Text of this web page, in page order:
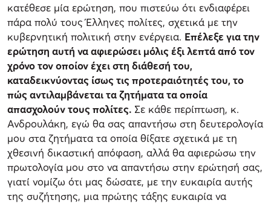
κατέθεσε μία ερώτηση, που πιστεύω ότι ενδιαφέρει
πάρα πολύ τους Έλληνες πολίτες, σχετικά με την
κυβερνητική πολιτική στην ενέργεια. Επέλεξε για την
ερώτηση αυτή να αφιερώσει μόλις έξι λεπτά από τον
χρόνο τον οποίον έχει στη διάθεσή του,
καταδεικνύοντας ίσως τις προτεραιότητές του, το
πώς αντιλαμβάνεται τα ζητήματα τα οποία
απασχολούν τους πολίτες. Σε κάθε περίπτωση, κ.
Ανδρουλάκη, εγώ θα σας απαντήσω στη δευτερολογία
μου στα ζητήματα τα οποία θίξατε σχετικά με τη
χθεσινή δικαστική απόφαση, αλλά θα αφιερώσω την
πρωτολογία μου στο να απαντήσω στην ερώτησή σας,
γιατί νομίζω ότι μας δώσατε, με την ευκαιρία αυτής
της συζήτησης, μια πρώτης τάξης ευκαιρία να